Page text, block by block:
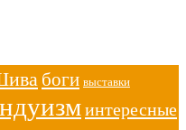
боги выставки
интересные